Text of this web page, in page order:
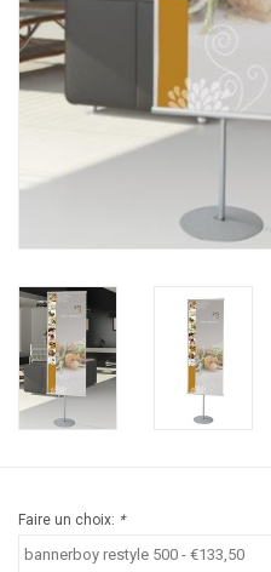
Faire un choix: *